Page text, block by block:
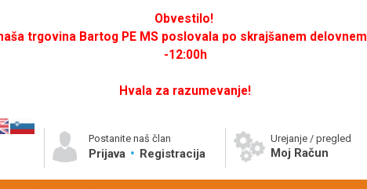
Obvestilo!
trgovina Bartog PE MS poslovala po skrajšanem
-12:00h
Hvala za razumevanje!
Postanite naš član
Prijava Registracija
Urejanje / pregled
Moj Račun